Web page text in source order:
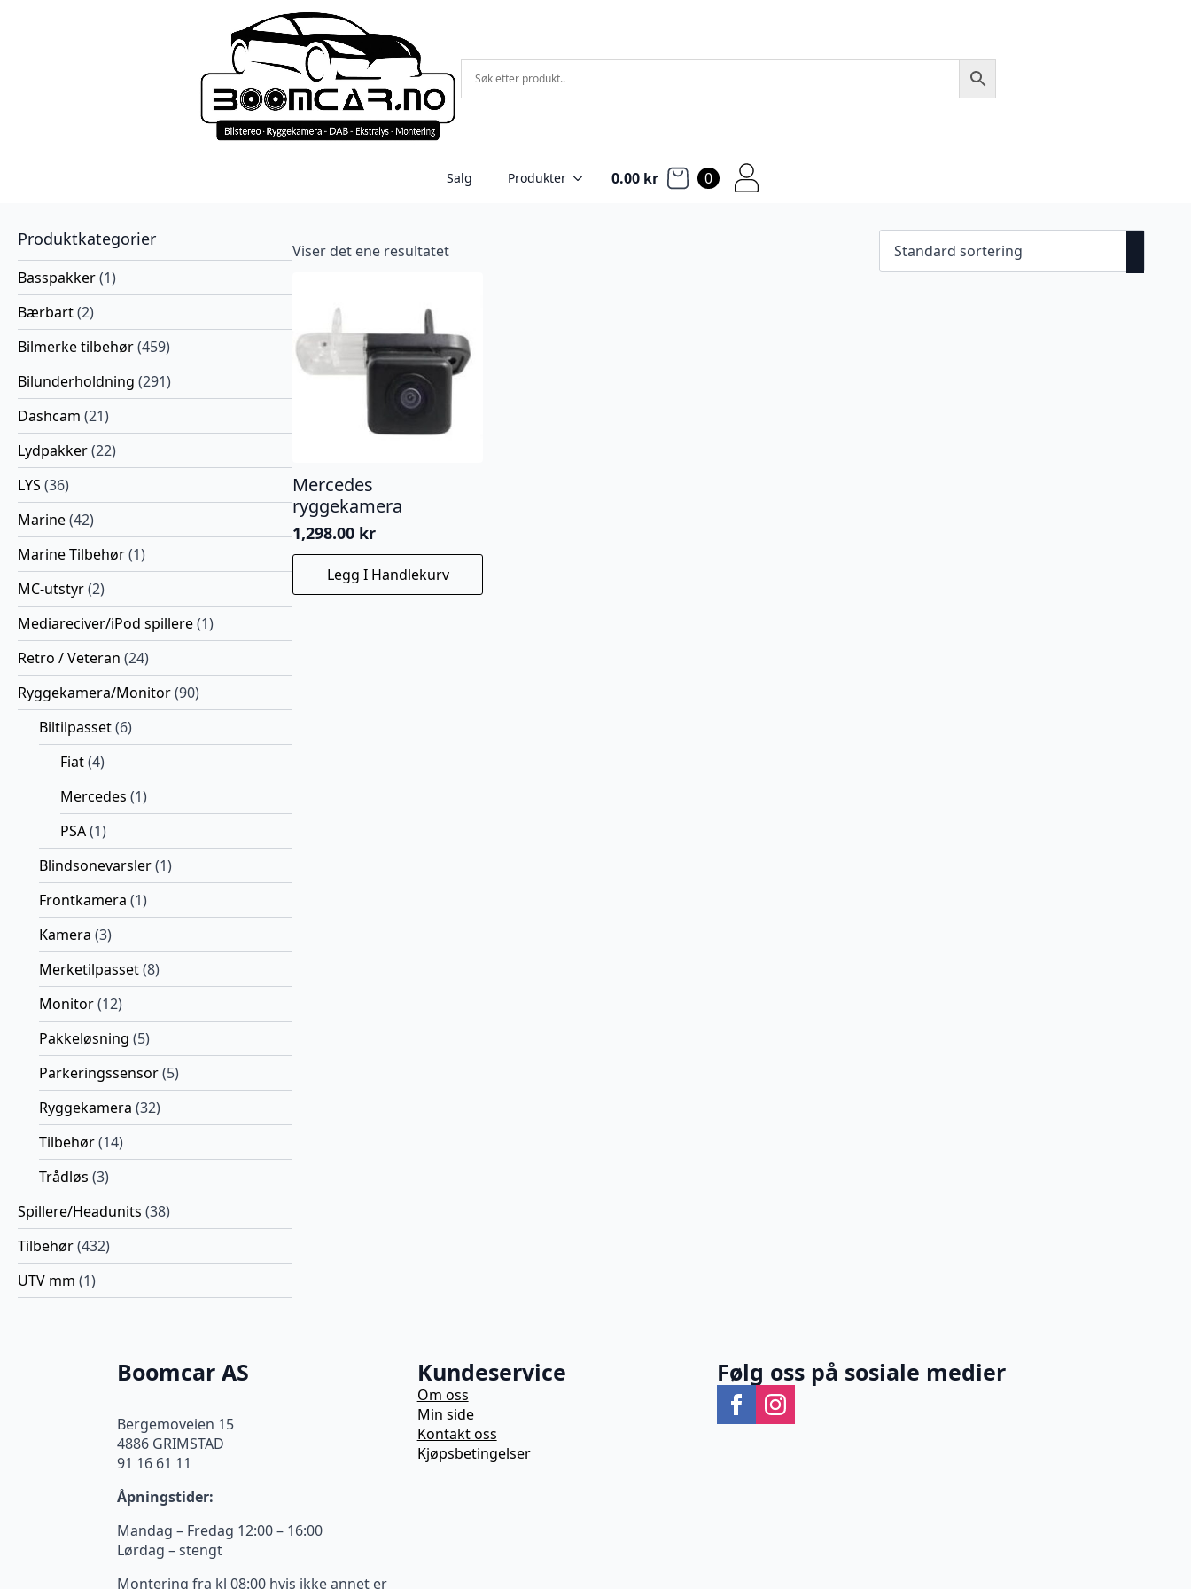
Salg Produkter 0.00 kr 0
Produktkategorier
Basspakker(1)
Bærbart(2)
Bilmerke tilbehør(459)
Bilunderholdning (291)
Dashcam (21)
Lydpakker(22)
LYS (36)
Marine(42)
Marine Tilbehør(1)
MC-utstyr(2)
Mediareciver/iPod spillere(1)
Retro / Veteran (24)
Ryggekamera/Monitor(90)
Biltilpasset(6)
Fiat(4)
Mercedes (1)
PSA(1)
Blindsonevarsler(1)
Frontkamera (1)
Kamera (3)
Merketilpasset(8)
Monitor(12)
Pakkeløsning (5)
Parkeringssensor(5)
Ryggekamera (32)
Tilbehør(14)
Trådløs (3)
Spillere/Headunits (38)
Tilbehør(432)
UTV mm (1)
Viser det ene resultatet
Mercedes
ryggekamera
1,298.00 kr
Legg I Handlekurv
Boomcar AS
Bergemoveien 15
4886 GRIMSTAD
91 16 61 11
Åpningstider:
Mandag – Fredag 12:00 – 16:00
Lørdag – stengt
Montering fra kl 08:00 hvis ikke annet er
Kundeservice
Om oss
Min side
Kontakt oss
Kjøpsbetingelser
Følg oss på sosiale medier